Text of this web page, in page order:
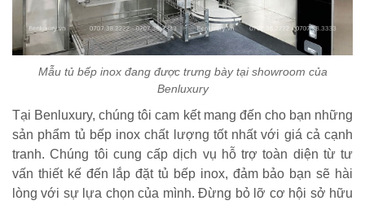
Mẫu tủ bếp inox đang được trưng bày tại showroom của
Benluxury
Tại Benluxury, chúng tôi cam kết mang đến cho bạn những
sản phẩm tủ bếp inox chất lượng tốt nhất với giá cả cạnh
tranh. Chúng tôi cung cấp dịch vụ hỗ trợ toàn diện từ tư
vấn thiết kế đến lắp đặt tủ bếp inox, đảm bảo bạn sẽ hài
lòng với sự lựa chọn của mình. Đừng bỏ lỡ cơ hội sở hữu